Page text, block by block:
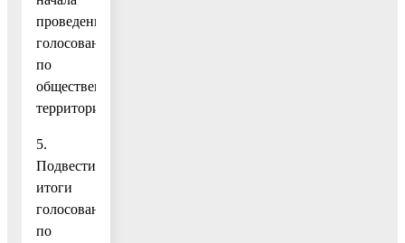
проведения
голосования
по
общественным
территориям.
5.
Подвести
итоги
голосования
по